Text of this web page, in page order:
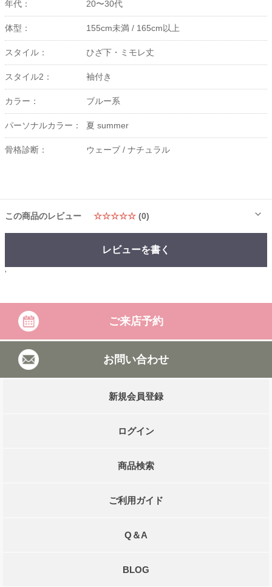
年代： 20〜30代
体型： 155cm未満 / 165cm以上
スタイル： ひざ下・ミモレ丈
スタイル2： 袖付き
カラー： ブルー系
パーソナルカラー： 夏 summer
骨格診断： ウェーブ / ナチュラル
この商品のレビュー ☆☆☆☆☆ (0)
レビューを書く
'
ご来店予約
お問い合わせ
新規会員登録
ログイン
商品検索
ご利用ガイド
Q＆A
BLOG